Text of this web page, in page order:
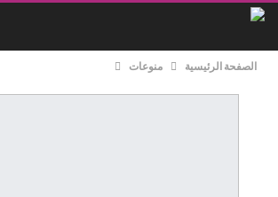
الصفحة الرئيسية منوعات